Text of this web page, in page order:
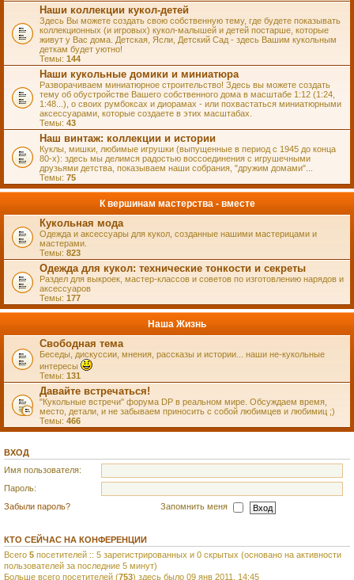
Наши коллекции кукол-детей
Здесь Вы можете создать свою собственную тему, где будете показывать
коллекционных (и игровых) кукол-малышей и детей постарше, которые
живут у Вас дома. Детская, Ясли, Детский Сад - здесь Вашим кукольным
деткам будет уютно!
Темы: 144
Наши кукольные домики и миниатюра
Разворачиваем миниатюрное строительство! Здесь вы можете создать
тему об обустройстве Вашего собственного дома в масштабе 1:12 (1:24,
1:48...), о своих румбоксах и диорамах - или похвастаться миниатюрными
аксессуарами, которые создаете в этих масштабах.
Темы: 43
Наш винтаж: коллекции и истории
Куклы, мишки, любимые игрушки (выпущенные в период с 1945 до конца
80-х): здесь мы делимся радостью воссоединения с игрушечными
друзьями детства, показываем наши собрания, "дружим домами"...
Темы: 75
К вершинам мастерства - вместе
Кукольная мода
Одежда и аксессуары для кукол, созданные нашими мастерицами и
мастерами.
Темы: 823
Одежда для кукол: технические тонкости и секреты
Раздел для выкроек, мастер-классов и советов по изготовлению нарядов и
аксессуаров
Темы: 177
Наша Жизнь
Свободная тема
Беседы, дискуссии, мнения, рассказы и истории... наши не-кукольные
интересы
Темы: 131
Давайте встречаться!
"Кукольные встречи" форума DP в реальном мире. Обсуждаем время,
место, детали, и не забываем приносить с собой любимцев и любимиц ;)
Темы: 466
ВХОД
Имя пользователя:
Пароль:
Забыли пароль?
Запомнить меня
КТО СЕЙЧАС НА КОНФЕРЕНЦИИ
Всего 5 посетителей :: 5 зарегистрированных и 0 скрытых (основано на активности
пользователей за последние 5 минут)
Больше всего посетителей (753) здесь было 09 янв 2011, 14:45